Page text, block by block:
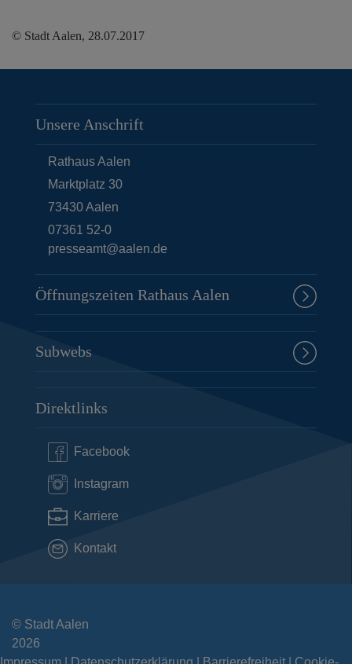
© Stadt Aalen, 28.07.2017
Unsere Anschrift
Rathaus Aalen
Marktplatz 30
73430Aalen
07361 52-0
presseamt@aalen.de
Öffnungszeiten Rathaus Aalen
Subwebs
Direktlinks
Facebook
Instagram
Karriere
Kontakt
© Stadt Aalen
2026